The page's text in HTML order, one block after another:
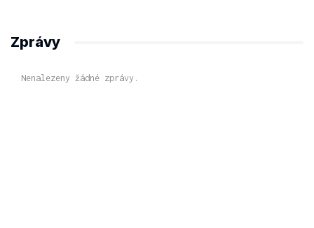
Zprávy
Nenalezeny žádné zprávy.